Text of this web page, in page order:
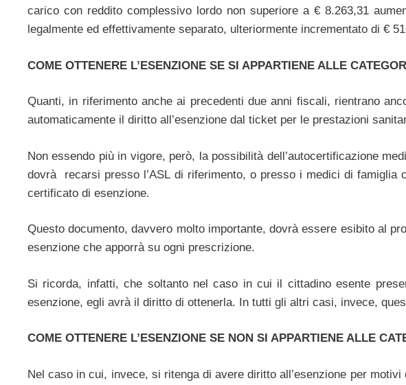
carico con reddito complessivo lordo non superiore a € 8.263,31
legalmente ed effettivamente separato, ulteriormente incrementato di €
COME OTTENERE L’ESENZIONE SE SI APPARTIENE ALLE
Quanti, in riferimento anche ai precedenti due anni fiscali, rientrano
automaticamente il diritto all’esenzione dal ticket per le prestazioni
Non essendo più in vigore, però, la possibilità dell’autocertificazione
dovrà recarsi presso l’ASL di riferimento, o presso i medici di famiglia
certificato di esenzione.
Questo documento, davvero molto importante, dovrà essere esibito al
esenzione che apporrà su ogni prescrizione.
Si ricorda, infatti, che soltanto nel caso in cui il cittadino esente
esenzione, egli avrà il diritto di ottenerla. In tutti gli altri casi, invece,
COME OTTENERE L’ESENZIONE SE NON SI APPARTIENE ALLE
Nel caso in cui, invece, si ritenga di avere diritto all’esenzione per